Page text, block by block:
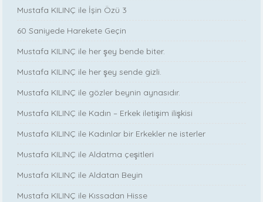
Mustafa KILINÇ ile İşin Özü 3
60 Saniyede Harekete Geçin
Mustafa KILINÇ ile her şey bende biter.
Mustafa KILINÇ ile her şey sende gizli.
Mustafa KILINÇ ile gözler beynin aynasıdır.
Mustafa KILINÇ ile Kadın – Erkek iletişim ilişkisi
Mustafa KILINÇ ile Kadınlar bir Erkekler ne isterler
Mustafa KILINÇ ile Aldatma çeşitleri
Mustafa KILINÇ ile Aldatan Beyin
Mustafa KILINÇ ile Kıssadan Hisse